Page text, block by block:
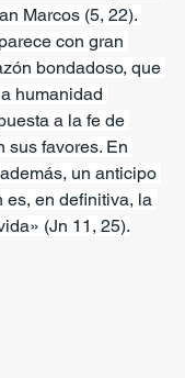
Marcos (5, 22).
con gran
bondadoso, que
humanidad
a la fe de
sus favores. En
un anticipo
es, en definitiva, la
(Jn 11, 25).